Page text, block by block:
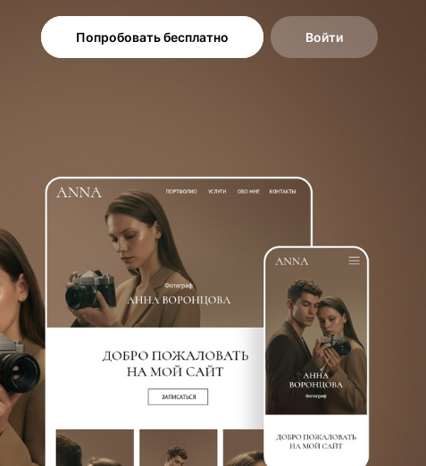
Попробовать бесплатно Войти